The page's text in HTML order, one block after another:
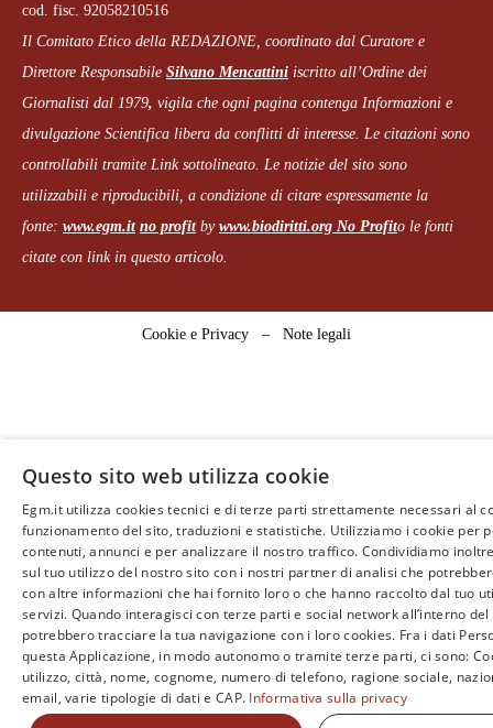
cod. fisc. 92058210516
Il Comitato Etico della REDAZIONE, coordinato dal Curatore e
Direttore Responsabile Silvano Mencattini iscritto all’Ordine dei
Giornalisti dal 1979, vigila che ogni pagina contenga Informazioni e
divulgazione Scientifica libera da conflitti di interesse. Le citazioni sono
controllabili tramite Link sottolineato. Le notizie del sito sono
utilizzabili e riproducibili, a condizione di citare espressamente la
fonte: www.egm.it no profitby www.biodiritti.org No Profito le fonti
citate con link in questo articolo.
Cookie e Privacy – Note legali
Questo sito web utilizza cookie
Egm.it utilizza cookies tecnici e di terze parti strettamente necessari al
funzionamento del sito, traduzioni e statistiche. Utilizziamo i cookie per
contenuti, annunci e per analizzare il nostro traffico. Condividiamo
sul tuo utilizzo del nostro sito con i nostri partner di analisi che
con altre informazioni che hai fornito loro o che hanno raccolto dal tuo
servizi. Quando interagisci con terze parti e social network all’interno
potrebbero tracciare la tua navigazione con i loro cookies. Fra i dati
questa Applicazione, in modo autonomo o tramite terze parti, ci sono:
utilizzo, città, nome, cognome, numero di telefono, ragione sociale,
email, varie tipologie di dati e CAP. Informativa sulla privacy